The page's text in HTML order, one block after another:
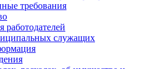
требования
служащих